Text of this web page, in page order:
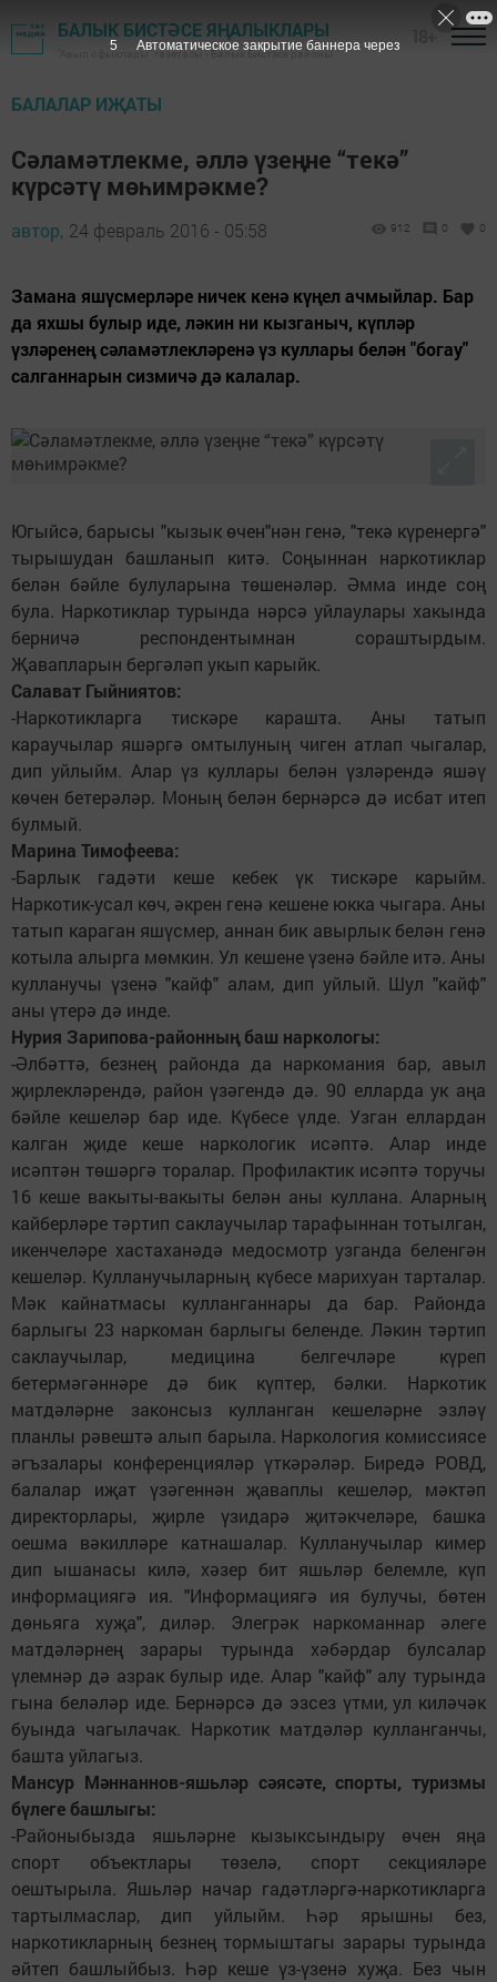
БАЛЫК БИСТӘСЕ ЯҢАЛЫКЛАРЫ
"Авыл офыклары" газетасы - Балык Бистәсе районы
БАЛАЛАР ИҖАТЫ
Сәламәтлекме, әллә үзеңне “текә”
күрсәтү мөһимрәкме?
автор, 24 февраль 2016 - 05:58 912 0 0
Замана яшүсмерләре ничек кенә күңел ачмыйлар. Бар
да яхшы булыр иде, ләкин ни кызганыч, күпләр
үзләренең сәламәтлекләренә үз куллары белән "богау"
салганнарын сизмичә дә калалар.
Югыйсә, барысы "кызык өчен"нән генә, "текә күренергә"
тырышудан башланып китә. Соңыннан наркотиклар
белән бәйле булуларына төшенәләр. Әмма инде соң
була. Наркотиклар турында нәрсә уйлаулары хакында
берничә респондентымнан сораштырдым.
Җавапларын бергәләп укып карыйк.
Салават Гыйниятов:
-Наркотикларга тискәре карашта. Аны татып
караучылар яшәргә омтылуның чиген атлап чыгалар,
дип уйлыйм. Алар үз куллары белән үзләрендә яшәү
көчен бетерәләр. Моның белән бернәрсә дә исбат итеп
булмый.
Марина Тимофеева:
-Барлык гадәти кеше кебек үк тискәре карыйм.
Наркотик-усал көч, әкрен генә кешене юкка чыгара. Аны
татып караган яшүсмер, аннан бик авырлык белән генә
котыла алырга мөмкин. Ул кешене үзенә бәйле итә. Аны
кулланучы үзенә "кайф" алам, дип уйлый. Шул "кайф"
аны үтерә дә инде.
Нурия Зарипова-районның баш наркологы:
-Әлбәттә, безнең районда да наркомания бар, авыл
җирлекләрендә, район үзәгендә дә. 90 елларда ук аңа
бәйле кешеләр бар иде. Күбесе үлде. Узган еллардан
калган җиде кеше наркологик исәптә. Алар инде
исәптән төшәргә торалар. Профилактик исәптә торучы
16 кеше вакыты-вакыты белән аны куллана. Аларның
кайберләре тәртип саклаучылар тарафыннан тотылган,
икенчеләре хастаханәдә медосмотр узганда беленгән
кешеләр. Кулланучыларның күбесе марихуан тарталар.
Мәк кайнатмасы кулланганнары да бар. Районда
барлыгы 23 наркоман барлыгы беленде. Ләкин тәртип
саклаучылар, медицина белгечләре күреп
бетермәгәннәре дә бик күптер, бәлки. Наркотик
матдәләрне законсыз кулланган кешеләрне эзләү
планлы рәвештә алып барыла. Наркология комиссиясе
әгъзалары конференцияләр үткәрәләр. Биредә РОВД,
балалар иҗат үзәгеннән җаваплы кешеләр, мәктәп
директорлары, җирле үзидарә җитәкчеләре, башка
оешма вәкилләре катнашалар. Кулланучылар кимер
дип ышанасы килә, хәзер бит яшьләр белемле, күп
информациягә ия. "Информациягә ия булучы, бөтен
дөньяга хуҗа", диләр. Элегрәк наркоманнар әлеге
матдәләрнең зарары турында хәбәрдар булсалар
үлемнәр дә азрак булыр иде. Алар "кайф" алу турында
гына беләләр иде. Бернәрсә дә эзсез үтми, ул киләчәк
буында чагылачак. Наркотик матдәләр кулланганчы,
башта уйлагыз.
Мансур Мәннаннов-яшьләр сәясәте, спорты, туризмы
бүлеге башлыгы:
-Районыбызда яшьләрне кызыксындыру өчен яңа
спорт объектлары төзелә, спорт секцияләре
оештырыла. Яшьләр начар гадәтләргә-наркотикларга
тартылмаслар, дип уйлыйм. Һәр ярышны без,
наркотикларның безнең тормыштагы зарары турында
әйтеп башлыйбыз. Һәр кеше үз-үзенә хуҗа. Без чын
4 Автоматическое закрытие баннера через